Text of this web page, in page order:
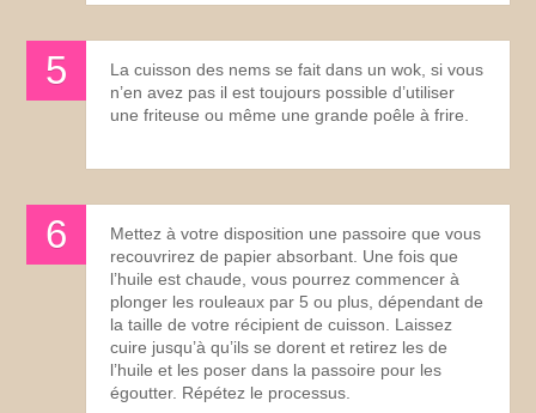
La cuisson des nems se fait dans un wok, si vous
n’en avez pas il est toujours possible d’utiliser
une friteuse ou même une grande poêle à frire.
Mettez à votre disposition une passoire que vous
recouvrirez de papier absorbant. Une fois que
l’huile est chaude, vous pourrez commencer à
plonger les rouleaux par 5 ou plus, dépendant de
la taille de votre récipient de cuisson. Laissez
cuire jusqu’à qu’ils se dorent et retirez les de
l’huile et les poser dans la passoire pour les
égoutter. Répétez le processus.